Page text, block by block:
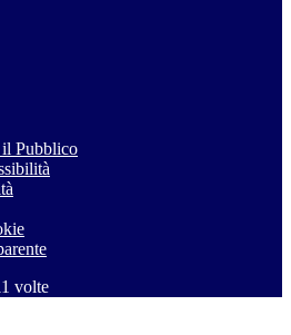
Pubblico
volte